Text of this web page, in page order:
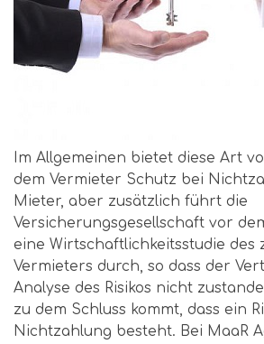
Im Allgemeinen bietet diese Art
dem Vermieter Schutz bei
Mieter, aber zusätzlich führt die
Versicherungsgesellschaft vor
eine Wirtschaftlichkeitsstudie des
Vermieters durch, so dass der
Analyse des Risikos nicht
zu dem Schluss kommt, dass ein
Nichtzahlung besteht. Bei MaaR